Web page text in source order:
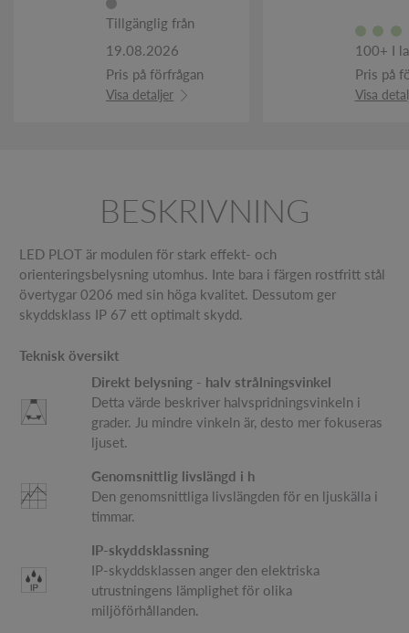
Tillgänglig från
19.08.2026
Pris på förfrågan
Visa detaljer
100+ I
Pris på
Visa
BESKRIVNING
LED PLOT är modulen för stark effekt- och
orienteringsbelysning utomhus. Inte bara i färgen rostfritt stål
övertygar 0206 med sin höga kvalitet. Dessutom ger
skyddsklass IP 67 ett optimalt skydd.
Teknisk översikt
Direkt belysning - halv strålningsvinkel
Detta värde beskriver halvspridningsvinkeln i
grader. Ju mindre vinkeln är, desto mer fokuseras
ljuset.
Genomsnittlig livslängd i h
Den genomsnittliga livslängden för en ljuskälla i
timmar.
IP-skyddsklassning
IP-skyddsklassen anger den elektriska
utrustningens lämplighet för olika
miljöförhållanden.